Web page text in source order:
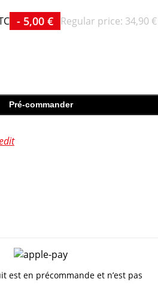
- 5,00 € Regular price: 34,90 €
Pré-commander
est en précommande et n’est pas